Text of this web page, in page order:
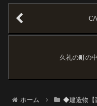
した。現役時にはついに行け
かったけど、こうして解体にな
る前に眺めること...
久礼の町の
ホーム ◆建造物【